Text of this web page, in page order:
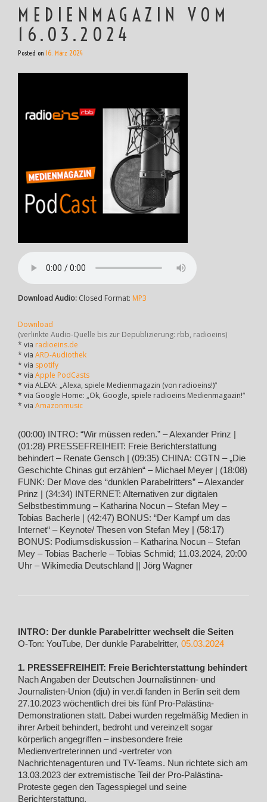
MEDIENMAGAZIN VOM
16.03.2024
Posted on 16. März 2024
Download Audio: Closed Format: MP3
Download
(verlinkte Audio-Quelle bis zur Depublizierung: rbb, radioeins)
* via radioeins.de
* via ARD-Audiothek
* via spotify
* via Apple PodCasts
* via ALEXA: „Alexa, spiele Medienmagazin (von radioeins!)“
* via Google Home: „Ok, Google, spiele radioeins Medienmagazin!“
* via Amazonmusic
(00:00) INTRO: “Wir müssen reden.” – Alexander Prinz |
(01:28) PRESSEFREIHEIT: Freie Berichterstattung
behindert – Renate Gensch | (09:35) CHINA: CGTN – „Die
Geschichte Chinas gut erzählen“ – Michael Meyer | (18:08)
FUNK: Der Move des “dunklen Parabelritters” – Alexander
Prinz | (34:34) INTERNET: Alternativen zur digitalen
Selbstbestimmung – Katharina Nocun – Stefan Mey –
Tobias Bacherle | (42:47) BONUS: “Der Kampf um das
Internet“ – Keynote/ Thesen von Stefan Mey | (58:17)
BONUS: Podiumsdiskussion – Katharina Nocun – Stefan
Mey – Tobias Bacherle – Tobias Schmid; 11.03.2024, 20:00
Uhr – Wikimedia Deutschland || Jörg Wagner
INTRO: Der dunkle Parabelritter wechselt die Seiten
O-Ton: YouTube, Der dunkle Parabelritter, 05.03.2024
1. PRESSEFREIHEIT: Freie Berichterstattung behindert
Nach Angaben der Deutschen Journalistinnen- und
Journalisten-Union (dju) in ver.di fanden in Berlin seit dem
27.10.2023 wöchentlich drei bis fünf Pro-Palästina-
Demonstrationen statt. Dabei wurden regelmäßig Medien in
ihrer Arbeit behindert, bedroht und vereinzelt sogar
körperlich angegriffen – insbesondere freie
Medienvertreterinnen und -vertreter von
Nachrichtenagenturen und TV-Teams. Nun richtete sich am
13.03.2023 der extremistische Teil der Pro-Palästina-
Proteste gegen den Tagesspiegel und seine
Berichterstattung.